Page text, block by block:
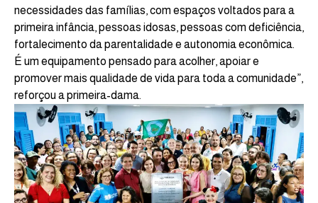
necessidades das famílias, com espaços voltados para a
primeira infância, pessoas idosas, pessoas com deficiência,
fortalecimento da parentalidade e autonomia econômica.
É um equipamento pensado para acolher, apoiar e
promover mais qualidade de vida para toda a comunidade”,
reforçou a primeira-dama.